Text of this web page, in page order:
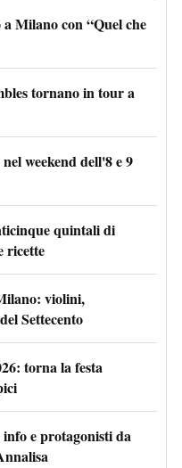
Milano con “Quel che
tornano in tour a
weekend dell'8 e 9
quintali di
ricette
violini,
Settecento
torna la festa
e protagonisti da